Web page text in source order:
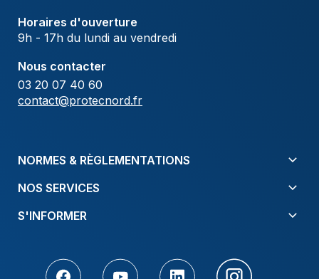
Horaires d'ouverture
9h - 17h du lundi au vendredi
Nous contacter
03 20 07 40 60
contact@protecnord.fr
NORMES & RÈGLEMENTATIONS
NOS SERVICES
S'INFORMER